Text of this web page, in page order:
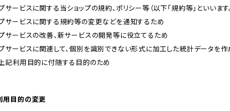
プサービスに関する当ショップの規約、ポリシー等（以下「規約等」といい
プサービスに関する規約等の変更などを通知するため
プサービスの改善、新サービスの開発等に役立てるため
プサービスに関連して、個別を識別できない形式に加工した統計データを
上記利用目的に付随する目的のため
用目的の変更